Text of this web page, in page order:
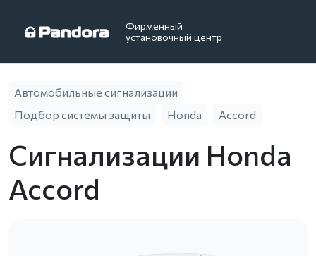
Фирменный
установочный центр
Автомобильные сигнализации
Подбор системы защиты
Honda Accord
Сигнализации Honda
Accord